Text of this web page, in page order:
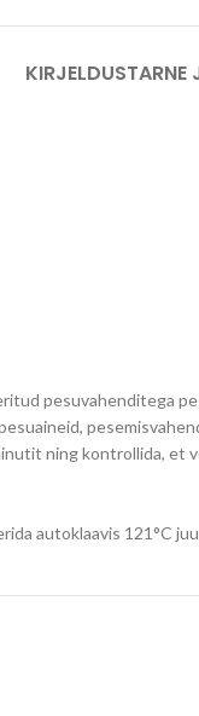
KIRJELDUSTARNE
pesuvahenditega
ning kontrollida, et
autoklaavis 121°C